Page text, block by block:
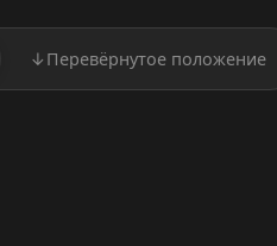
↓ Перевёрнутое положение